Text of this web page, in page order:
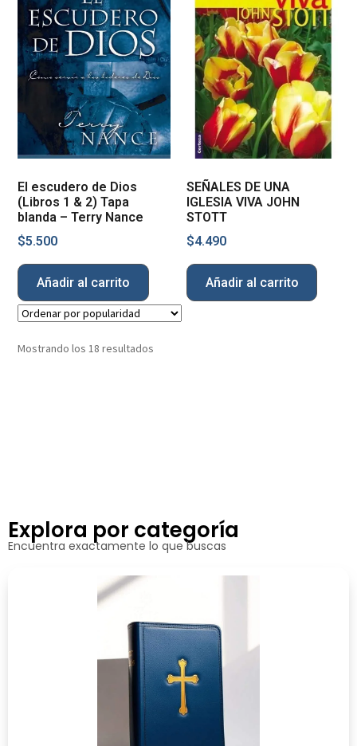
El escudero de Dios
(Libros 1 & 2) Tapa
blanda – Terry Nance
$5.500
Añadir al carrito
SEÑALES DE UNA
IGLESIA VIVA JOHN
STOTT
$4.490
Añadir al carrito
Mostrando los 18 resultados
Explora por categoría
Encuentra exactamente lo que buscas